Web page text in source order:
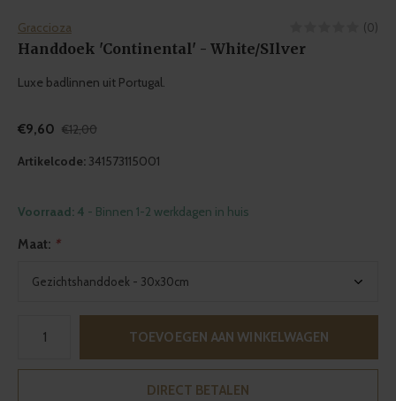
Graccioza (0)
Handdoek 'Continental' - White/SIlver
Luxe badlinnen uit Portugal.
€9,60 €12,00
Artikelcode: 341573115001
Voorraad: 4 - Binnen 1-2 werkdagen in huis
Maat: *
TOEVOEGEN AAN WINKELWAGEN
DIRECT BETALEN